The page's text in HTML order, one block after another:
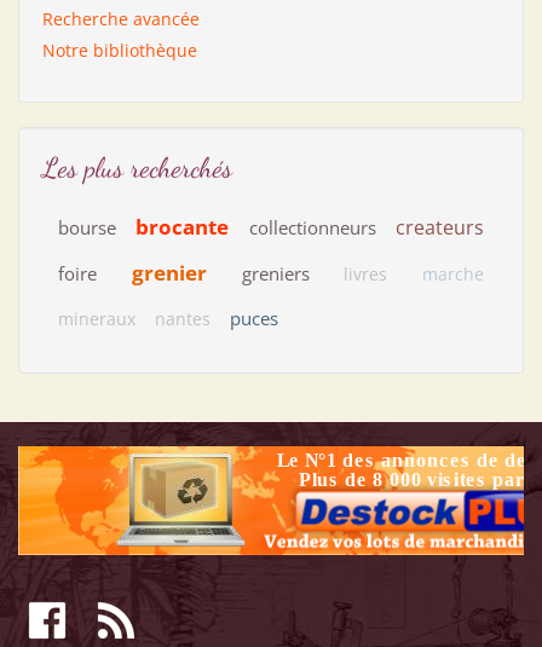
Recherche avancée
Notre bibliothèque
Les plus recherchés
bourse brocante collectionneurs createurs
foire grenier greniers livres
marche
mineraux
nantes puces